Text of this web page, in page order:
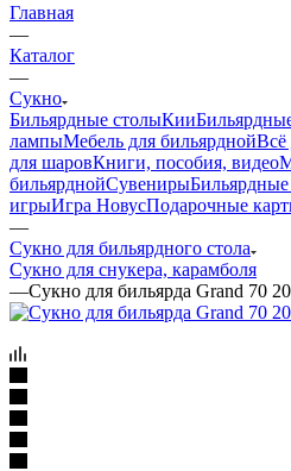
Главная
—
Каталог
—
Сукно
Бильярдные столыКии
лампыМебель для бильярднойВсё
для шаровКниги, пособия, видео
бильярднойСувениры
игрыИгра НовусПодарочные
—
Сукно для бильярдного стола
Сукно для снукера, карамболя
—Сукно для бильярда Grand 70